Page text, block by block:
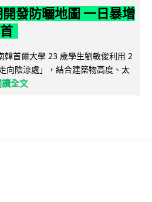
發防曬地圖 一日暴增
韓首爾大學 23 歲學生劉敏俊利用 2
向陰涼處」，結合建築物高度、太
讀全文